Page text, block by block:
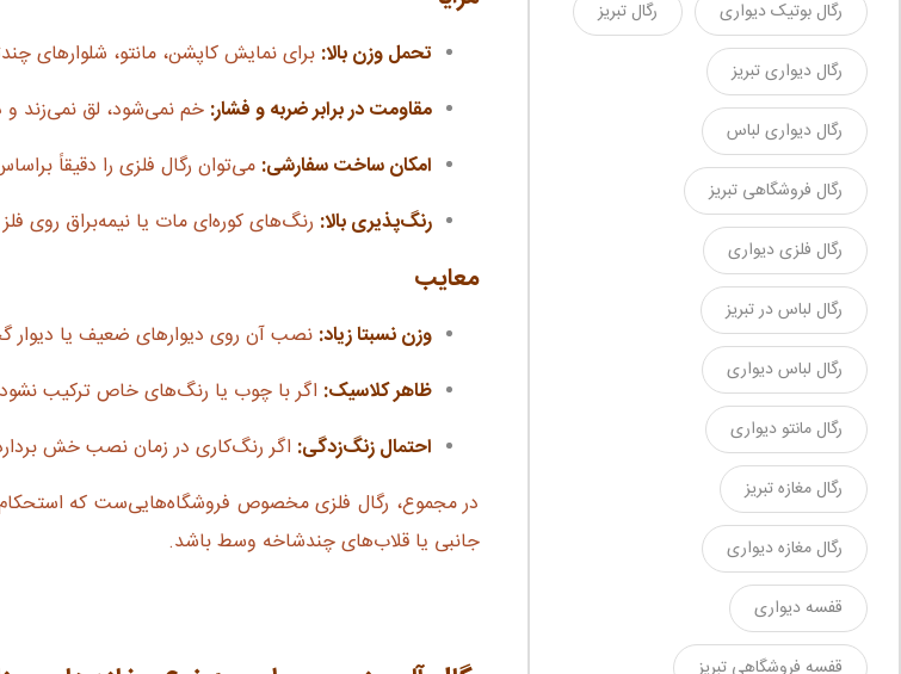
رگال بوتیک دیواری رگال تبریز
رگال دیواری تبریز
رگال دیواری لباس
رگال فروشگاهی تبریز
رگال فلزی دیواری
رگال لباس در تبریز
رگال لباس دیواری
رگال مانتو دیواری
رگال مغازه تبریز
رگال مغازه دیواری
قفسه دیواری
قفسه فروشگاهی تبریز
تحمل وزن بالا: برای نمایش کاپشن، مانتو،
مقاومت در برابر ضربه و فشار: خم نمی‌شود، لق نمی‌زند
امکان ساخت سفارشی: می‌توان رگال فلزی را دقیقاً
رنگ‌پذیری بالا: رنگ‌های کوره‌ای مات یا نیمه‌براق روی
معایب
وزن نسبتا زیاد: نصب آن روی دیوارهای ضعیف یا دیوار
ظاهر کلاسیک: اگر با چوب یا رنگ‌های خاص ترکیب
احتمال زنگ‌زدگی: اگر رنگ‌کاری در زمان نصب خش
در مجموع، رگال فلزی مخصوص فروشگاه‌هایی‌ست که
جانبی یا قلاب‌های چندشاخه وسط باشد.